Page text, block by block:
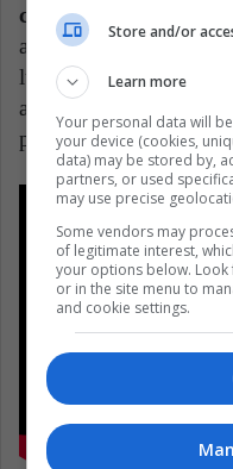
con promesas
años, César está
luego de un préstamo
auténtica joya a la que
poco. Nadie duda de
Store and/or
Learn more
Your personal data will
your device (cookies,
data) may be stored by,
partners, or used
may use precise
Some vendors may
of legitimate interest,
your options below.
or in the site menu to
and cookie settings.